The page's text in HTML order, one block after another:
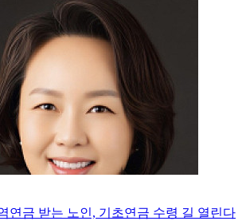
연금 받는 노인, 기초연금 수령 길 열린다